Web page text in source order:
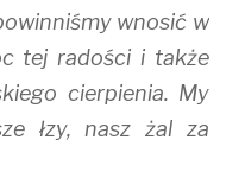
wnosić w
tej radości i także
cierpienia. My
łzy, nasz żal za